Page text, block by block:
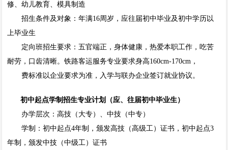
修、幼儿教育、模具制造
招生条件及对象：年满16周岁，应往届初中毕业及初中学历以
上毕业生
定向班招生要求：五官端正，身体健康，热爱本职工作，吃苦
耐劳，口齿清晰。铁路客运服务专业要求身高160cm-170cm，
费标准以企业要求为准，入学与联办企业签订就业协议。
初中起点学制招生专业计划（应、往届初中毕业生）
办学层次：高技（大专）、中技（中专）
学制：初中起点4年制，颁发高技（高级工）证书，初中起点3
年制，颁发中技（中级工）证书